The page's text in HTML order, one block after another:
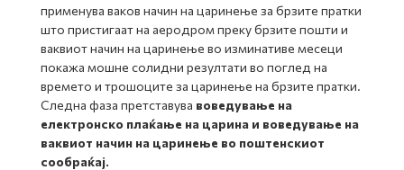
применува ваков начин на царинење за брзите пратки
што пристигаат на аеродром преку брзите пошти и
ваквиот начин на царинење во изминативе месеци
покажа мошне солидни резултати во поглед на
времето и трошоците за царинење на брзите пратки.
Следна фаза претставува воведување на
електронско плаќање на царина и воведување на
ваквиот начин на царинење во поштенскиот
сообраќај.